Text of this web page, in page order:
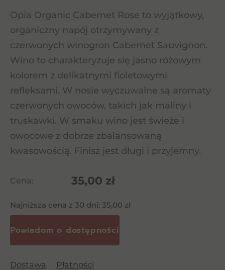
Opia Organic Cabernet Rose to wyjątkowy,
organiczny napój otrzymywany z
czerwonych winogron Cabernet Sauvignon.
Wino to charakteryzuje się jasno różowym
kolorem z delikatnymi fioletowymi
refleksami. W nosie wyczuwalne są aromaty
czerwonych owoców, takich jak maliny i
truskawki. W smaku wino jest świeże i
owocowe z dobrze zbalansowaną
kwasowością. Finisz jest długi i przyjemny.
Cena: 35,00 zł
Najniższa cena z 30 dni: 35,00 zł
Dostawa Płatności